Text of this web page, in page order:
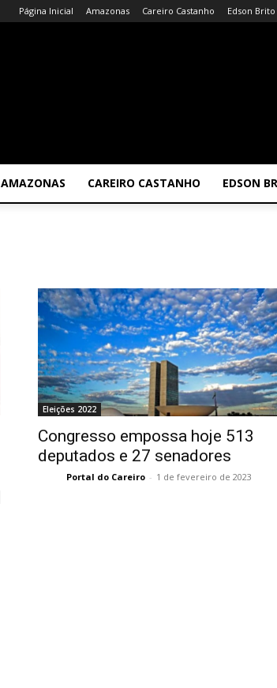
Página Inicial Amazonas Careiro Castanho Edson
AMAZONAS CAREIRO CASTANHO EDSON
Eleições 2022
Congresso empossa hoje 513
deputados e 27 senadores
Portal do Careiro - 1 de fevereiro de 2023